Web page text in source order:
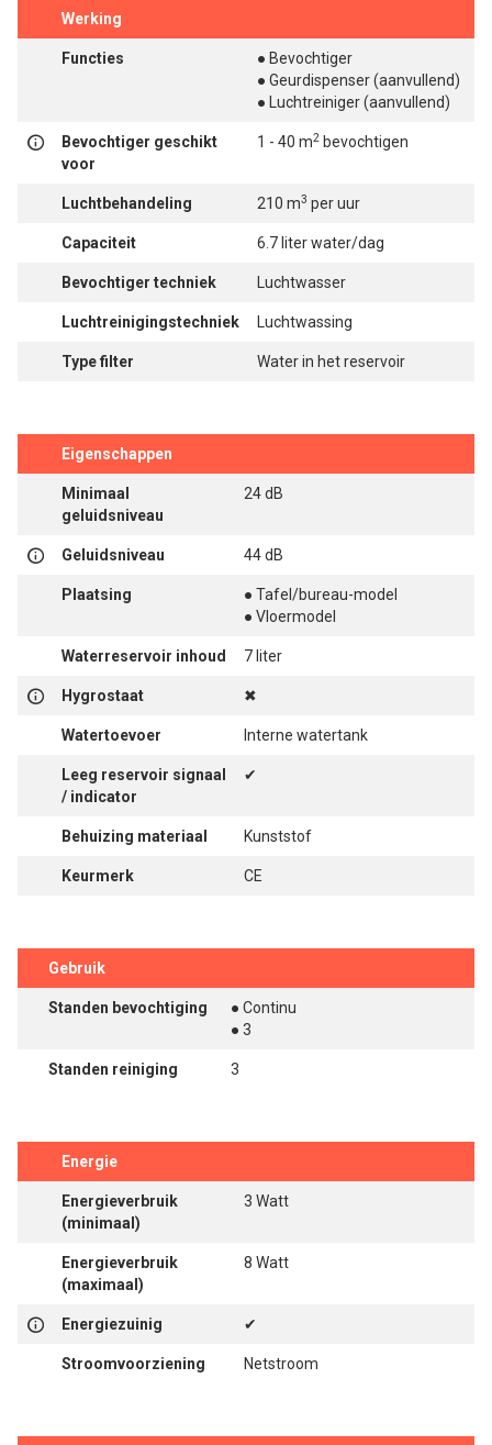
Werking
Functies
● Bevochtiger
● Geurdispenser (aanvullend)
● Luchtreiniger (aanvullend)
Bevochtiger geschikt
voor
1 - 40 m2 bevochtigen
Luchtbehandeling 210 m3 per uur
Capaciteit 6.7 liter water/dag
Bevochtiger techniek Luchtwasser
Luchtreinigingstechniek Luchtwassing
Type filter Water in het reservoir
Eigenschappen
Minimaal
geluidsniveau
24 dB
Geluidsniveau 44 dB
Plaatsing
● Tafel/bureau-model
● Vloermodel
Waterreservoir inhoud 7 liter
Hygrostaat ✖
Watertoevoer Interne watertank
Leeg reservoir signaal
/ indicator
✔
Behuizing materiaal Kunststof
Keurmerk CE
Gebruik
Standen bevochtiging
● Continu
● 3
Standen reiniging 3
Energie
Energieverbruik
(minimaal)
3 Watt
Energieverbruik
(maximaal)
8 Watt
Energiezuinig ✔
Stroomvoorziening Netstroom